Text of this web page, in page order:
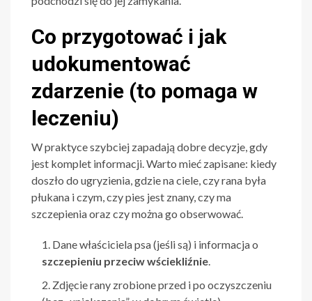
Co przygotować i jak
udokumentować
zdarzenie (to pomaga w
leczeniu)
W praktyce szybciej zapadają dobre decyzje, gdy
jest komplet informacji. Warto mieć zapisane: kiedy
doszło do ugryzienia, gdzie na ciele, czy rana była
płukana i czym, czy pies jest znany, czy ma
szczepienia oraz czy można go obserwować.
Dane właściciela psa (jeśli są) i informacja o
szczepieniu przeciw wściekliźnie.
Zdjęcie rany zrobione przed i po oczyszczeniu